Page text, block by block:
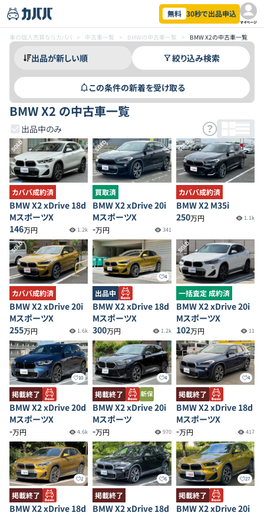
無料 30秒で出品申込
マイページ
車の個人売買ならカババ > 中古車一覧 > BMWの中古車一覧 > BMW X2の中古車一覧
絞り込み検索
この条件の新着を受け取る
BMW X2 の中古車一覧
出品中のみ
SOLD
カババ成約済
BMW X2 xDrive 18d
MスポーツX
146万円 1.2k
SOLD
買取済
BMW X2 xDrive 20i
MスポーツX
-万円 341
SOLD
カババ成約済
BMW X2 M35i
250万円 1.1k
SOLD
カババ成約済
BMW X2 xDrive 20i
MスポーツX
255万円 1.6k
4
出品中
BMW X2 xDrive 18d
MスポーツX
300万円 1.2k
SOLD
一括査定 成約済
BMW X2 xDrive 20i
MスポーツX
102万円 11
10
掲載終了
BMW X2 xDrive 20d
MスポーツX
-万円 4.6k
4
掲載終了
BMW X2 xDrive 20i
Mスポーツ
-万円 970
4
掲載終了
BMW X2 xDrive 18d
MスポーツX
-万円 417
2
掲載終了
BMW X2 xDrive 18d
6
掲載終了
BMW X2 xDrive 18d
27
掲載終了
BMW X2 xDrive 20i